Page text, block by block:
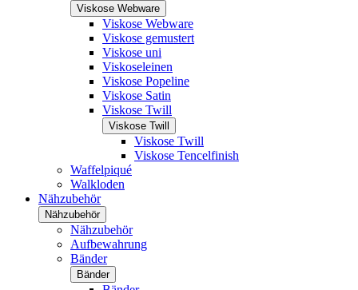
Viskose Webware
Viskose Webware
Viskose gemustert
Viskose uni
Viskoseleinen
Viskose Popeline
Viskose Satin
Viskose Twill
Viskose Twill
Viskose Twill
Viskose Tencelfinish
Waffelpiqué
Walkloden
Nähzubehör
Nähzubehör
Nähzubehör
Aufbewahrung
Bänder
Bänder